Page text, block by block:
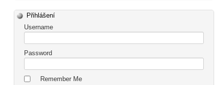
Přihlášení
Username
Password
Remember Me